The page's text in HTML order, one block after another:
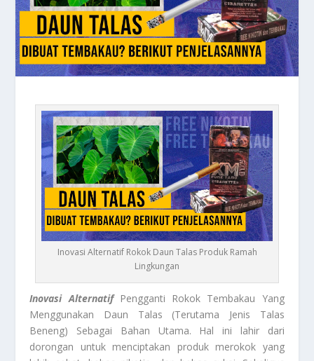
Inovasi Alternatif Rokok Daun Talas Produk Ramah
Lingkungan
Inovasi AlternatifPengganti Rokok Tembakau Yang
Menggunakan Daun Talas (Terutama Jenis Talas
Beneng) Sebagai Bahan Utama. Hal ini lahir dari
dorongan untuk menciptakan produk merokok yang